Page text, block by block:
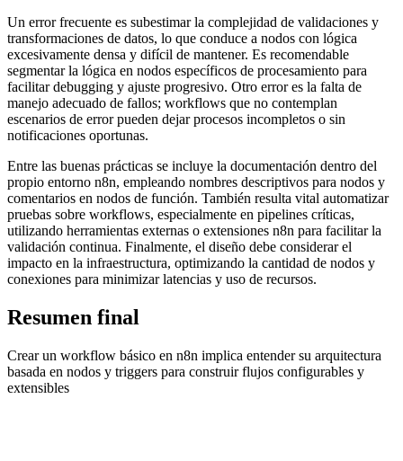
Un error frecuente es subestimar la complejidad de validaciones y
transformaciones de datos, lo que conduce a nodos con lógica
excesivamente densa y difícil de mantener. Es recomendable
segmentar la lógica en nodos específicos de procesamiento para
facilitar debugging y ajuste progresivo. Otro error es la falta de
manejo adecuado de fallos; workflows que no contemplan
escenarios de error pueden dejar procesos incompletos o sin
notificaciones oportunas.
Entre las buenas prácticas se incluye la documentación dentro del
propio entorno n8n, empleando nombres descriptivos para nodos y
comentarios en nodos de función. También resulta vital automatizar
pruebas sobre workflows, especialmente en pipelines críticas,
utilizando herramientas externas o extensiones n8n para facilitar la
validación continua. Finalmente, el diseño debe considerar el
impacto en la infraestructura, optimizando la cantidad de nodos y
conexiones para minimizar latencias y uso de recursos.
Resumen final
Crear un workflow básico en n8n implica entender su arquitectura
basada en nodos y triggers para construir flujos configurables y
extensibles